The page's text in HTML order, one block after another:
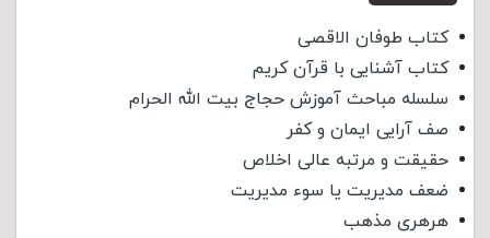
کتاب طوفان الاقصی
کتاب آشنایی با قرآن کریم
سلسله مباحث آموزش حجاج بیت الله الحرام
صف آرایی ایمان و کفر
حقیقت و مرتبه عالی اخلاص
ضعف مدیریت یا سوء مدیریت
هرهری مذهب